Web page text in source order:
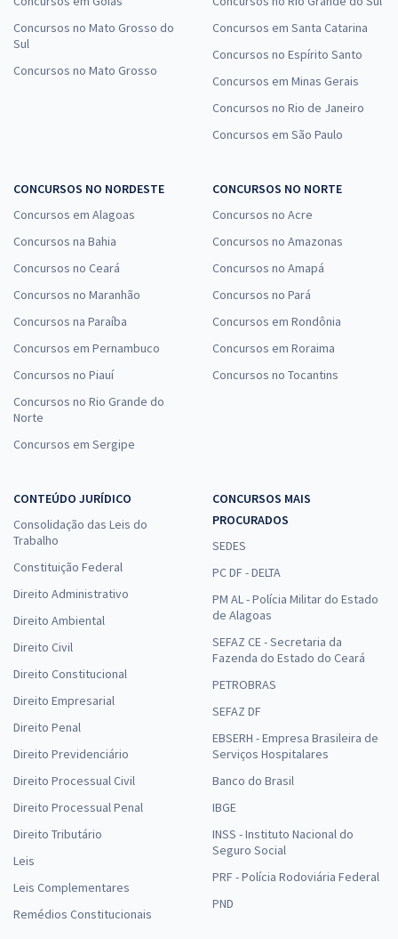
Concursos no Mato Grosso do
Sul
Concursos no Mato Grosso
Concursos em Santa Catarina
Concursos no Espírito Santo
Concursos em Minas Gerais
Concursos no Rio de Janeiro
Concursos em São Paulo
CONCURSOS NO NORDESTE
Concursos em Alagoas
Concursos na Bahia
Concursos no Ceará
Concursos no Maranhão
Concursos na Paraíba
Concursos em Pernambuco
Concursos no Piauí
Concursos no Rio Grande do
Norte
Concursos em Sergipe
CONCURSOS NO NORTE
Concursos no Acre
Concursos no Amazonas
Concursos no Amapá
Concursos no Pará
Concursos em Rondônia
Concursos em Roraima
Concursos no Tocantins
CONTEÚDO JURÍDICO
Consolidação das Leis do
Trabalho
Constituição Federal
Direito Administrativo
Direito Ambiental
Direito Civil
Direito Constitucional
Direito Empresarial
Direito Penal
Direito Previdenciário
Direito Processual Civil
Direito Processual Penal
Direito Tributário
Leis
Leis Complementares
Remédios Constitucionais
CONCURSOS MAIS
PROCURADOS
SEDES
PC DF - DELTA
PM AL - Polícia Militar do Estado
de Alagoas
SEFAZ CE - Secretaria da
Fazenda do Estado do Ceará
PETROBRAS
SEFAZ DF
EBSERH - Empresa Brasileira de
Serviços Hospitalares
Banco do Brasil
IBGE
INSS - Instituto Nacional do
Seguro Social
PRF - Polícia Rodoviária Federal
PND